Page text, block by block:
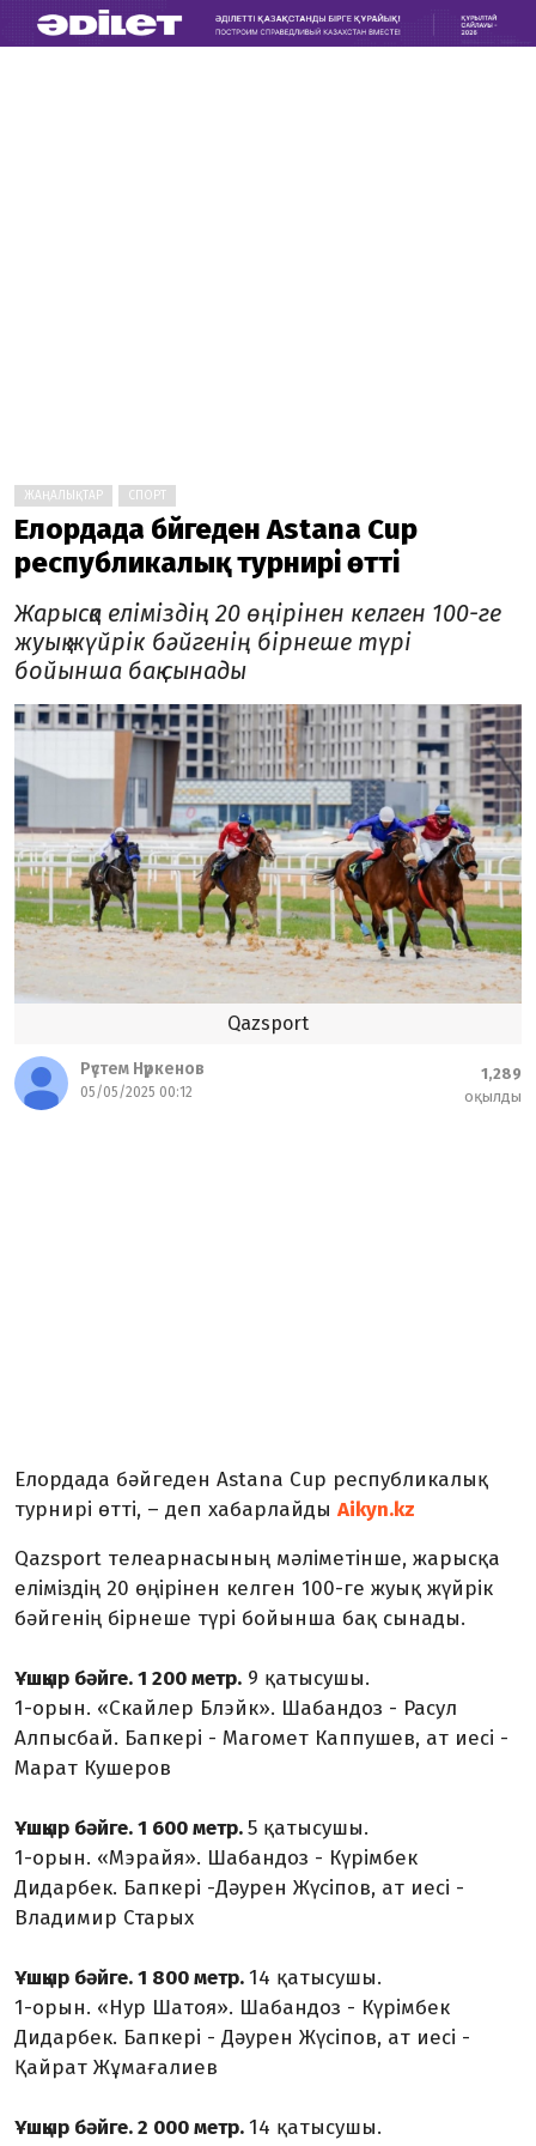
ЖАҢАЛЫҚТАР СПОРТ
Елордада бәйгеден Astana Cup
республикалық турнирі өтті
Жарысқа еліміздің 20 өңірінен келген 100-ге
жуық жүйрік бәйгенің бірнеше түрі
бойынша бақ сынады
Qazsport
Рүстем Нүркенов
05/05/2025 00:12
1,289
оқылды
Елордада бәйгеден Astana Cup республикалық
турнирі өтті, – деп хабарлайды Аikyn.kz
Qazsport телеарнасының мәліметінше, жарысқа
еліміздің 20 өңірінен келген 100-ге жуық жүйрік
бәйгенің бірнеше түрі бойынша бақ сынады.
Ұшқыр бәйге. 1 200 метр. 9 қатысушы.
1-орын. «Скайлер Блэйк». Шабандоз - Расул
Алпысбай. Бапкері - Магомет Каппушев, ат иесі -
Марат Кушеров
Ұшқыр бәйге. 1 600 метр.5 қатысушы.
1-орын. «Мэрайя». Шабандоз - Күрімбек
Дидарбек. Бапкері -Дәурен Жүсіпов, ат иесі -
Владимир Старых
Ұшқыр бәйге. 1 800 метр.14 қатысушы.
1-орын. «Нур Шатоя». Шабандоз - Күрімбек
Дидарбек. Бапкері - Дәурен Жүсіпов, ат иесі -
Қайрат Жұмағалиев
Ұшқыр бәйге. 2 000 метр.14 қатысушы.